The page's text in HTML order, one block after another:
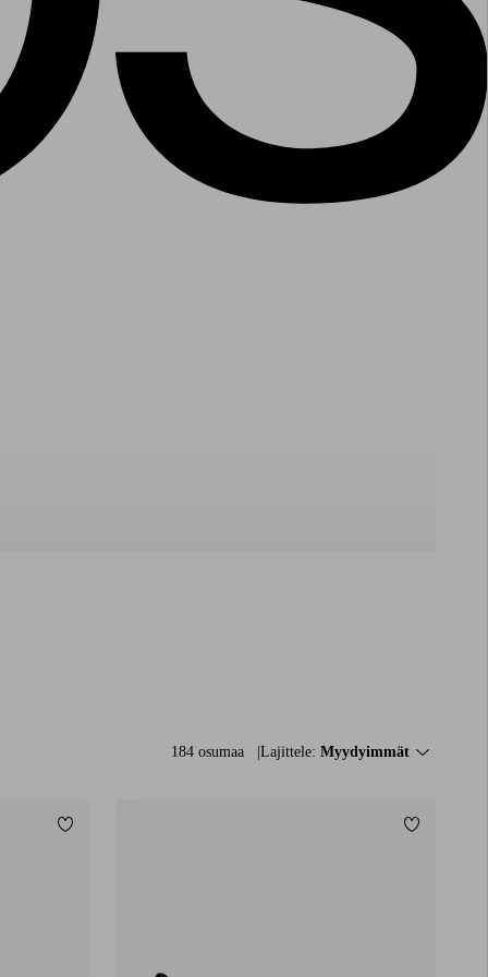
184 osumaa Lajittele: Myydyimmät
Lisää suosikkeihin Lisää